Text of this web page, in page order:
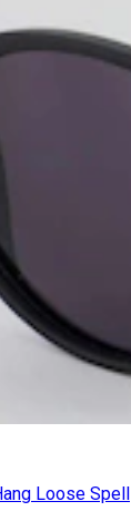
Loose Spell